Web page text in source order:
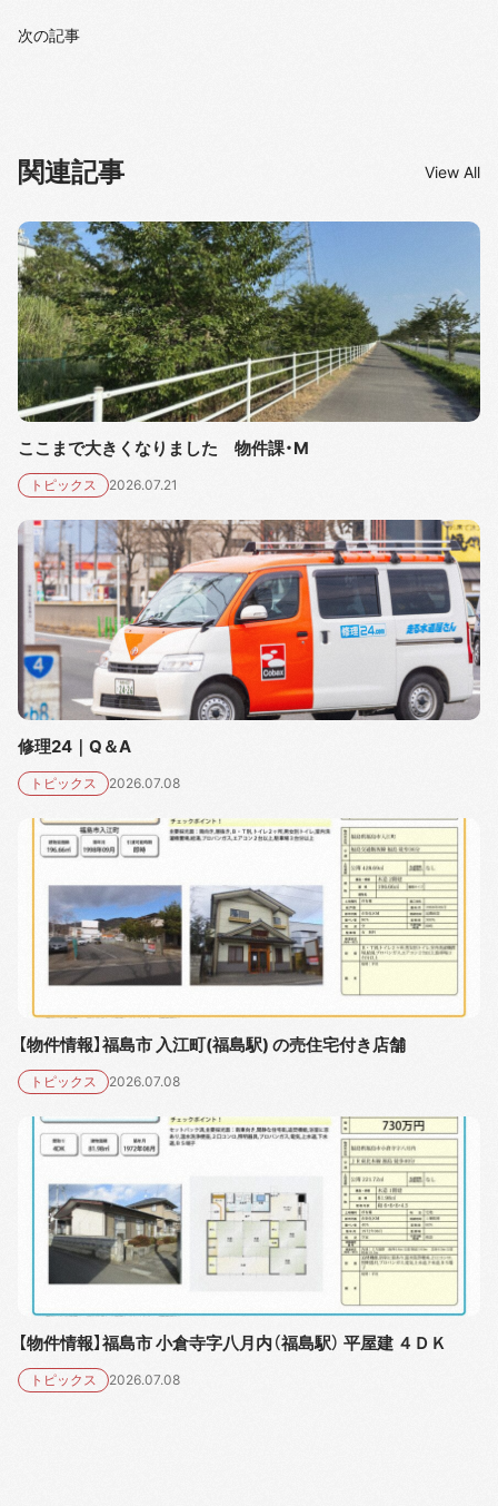
次の記事
関連記事 View All
ここまで大きくなりました 物件課・M
トピックス 2026.07.21
修理24｜Q＆A
トピックス 2026.07.08
【物件情報】福島市 入江町(福島駅) の売住宅付き店舗
トピックス 2026.07.08
【物件情報】福島市 小倉寺字八月内（福島駅） 平屋建 ４ＤＫ
トピックス 2026.07.08